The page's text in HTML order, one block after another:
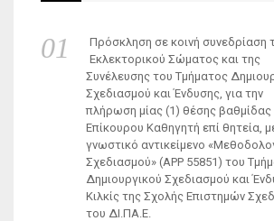
Πρόσκληση σε κοινή συνεδρίαση
Εκλεκτορικού Σώματος και της
Συνέλευσης του Τμήματος
Σχεδιασμού και Ένδυσης, για την
πλήρωση μίας (1) θέσης βαθμίδας
Επίκουρου Καθηγητή επί θητεία,
γνωστικό αντικείμενο
Σχεδιασμού» (ΑΡΡ 55851) του
Δημιουργικού Σχεδιασμού και
Κιλκίς της Σχολής Επιστημών
του ΔΙ.ΠΑ.Ε.